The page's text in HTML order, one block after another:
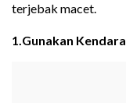
terjebak macet.
1.Gunakan